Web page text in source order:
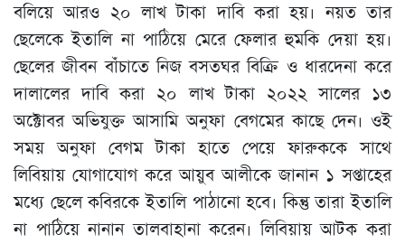
বলিয়ে আরও ২০ লাখ টাকা দাবি করা হয়। নয়ত তার
ছেলেকে ইতালি না পাঠিয়ে মেরে ফেলার হুমকি দেয়া হয়।
ছেলের জীবন বাঁচাতে নিজ বসতঘর বিক্রি ও ধারদেনা করে
দালালের দাবি করা ২০ লাখ টাকা ২০২২ সালের ১৩
অক্টোবর অভিযুক্ত আসামি অনুফা বেগমের কাছে দেন। ওই
সময় অনুফা বেগম টাকা হাতে পেয়ে ফারুককে সাথে
লিবিয়ায় যোগাযোগ করে আয়ুব আলীকে জানান ১ সপ্তাহের
মধ্যে ছেলে কবিরকে ইতালি পাঠানো হবে। কিন্তু তারা ইতালি
না পাঠিয়ে নানান তালবাহানা করেন। লিবিয়ায় আটক করা